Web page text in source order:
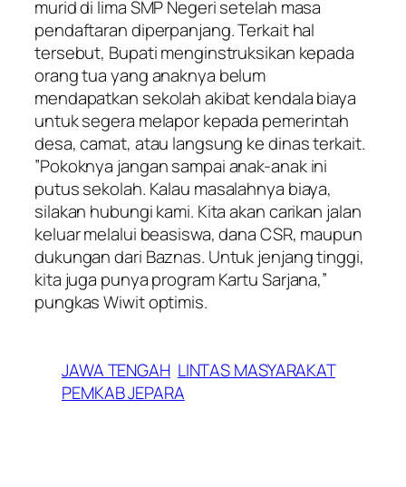
murid di lima SMP Negeri setelah masa
pendaftaran diperpanjang. Terkait hal
tersebut, Bupati menginstruksikan kepada
orang tua yang anaknya belum
mendapatkan sekolah akibat kendala biaya
untuk segera melapor kepada pemerintah
desa, camat, atau langsung ke dinas terkait.
​”Pokoknya jangan sampai anak-anak ini
putus sekolah. Kalau masalahnya biaya,
silakan hubungi kami. Kita akan carikan jalan
keluar melalui beasiswa, dana CSR, maupun
dukungan dari Baznas. Untuk jenjang tinggi,
kita juga punya program Kartu Sarjana,”
pungkas Wiwit optimis.
JAWA TENGAH LINTAS MASYARAKAT
PEMKAB JEPARA